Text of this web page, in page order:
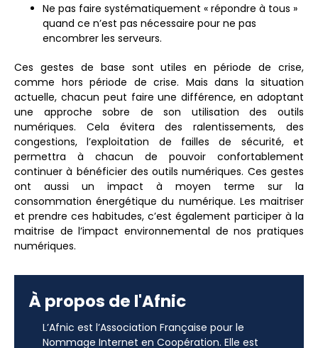
Ne pas faire systématiquement « répondre à tous »
quand ce n’est pas nécessaire pour ne pas
encombrer les serveurs.
Ces gestes de base sont utiles en période de crise,
comme hors période de crise. Mais dans la situation
actuelle, chacun peut faire une différence, en adoptant
une approche sobre de son utilisation des outils
numériques. Cela évitera des ralentissements, des
congestions, l’exploitation de failles de sécurité, et
permettra à chacun de pouvoir confortablement
continuer à bénéficier des outils numériques. Ces gestes
ont aussi un impact à moyen terme sur la
consommation énergétique du numérique. Les maitriser
et prendre ces habitudes, c’est également participer à la
maitrise de l’impact environnemental de nos pratiques
numériques.
À propos de l'Afnic
L’Afnic est l’Association Française pour le
Nommage Internet en Coopération. Elle est